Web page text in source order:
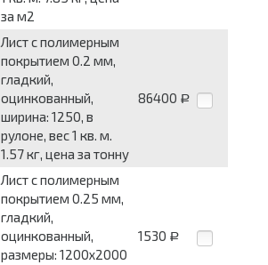
за м2
Лист с полимерным
покрытием 0.2 мм,
гладкий,
оцинкованный,
ширина: 1250, в
рулоне, вес 1 кв. м.
1.57 кг, цена за тонну
86400 Р
Лист с полимерным
покрытием 0.25 мм,
гладкий,
оцинкованный,
размеры: 1200x2000
1530 Р